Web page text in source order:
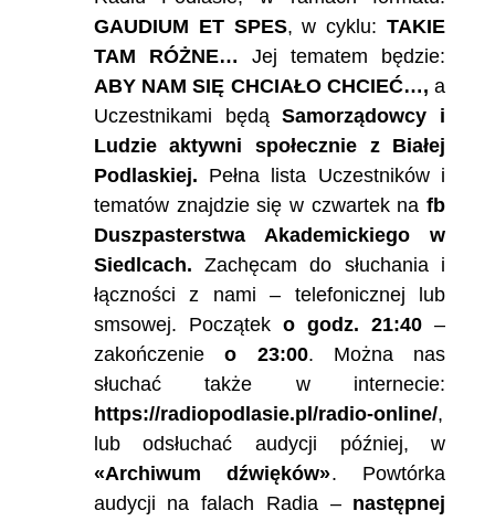
GAUDIUM ET SPES, w cyklu:TAKIE
TAM RÓŻNE… Jej tematem będzie:
ABY NAM SIĘ CHCIAŁO CHCIEĆ…, a
Uczestnikami będąSamorządowcy i
Ludzie aktywni społecznie z Białej
Podlaskiej. Pełna lista Uczestników i
tematów znajdzie się w czwartek nafb
Duszpasterstwa Akademickiego w
Siedlcach. Zachęcam do słuchania i
łączności z nami – telefonicznej lub
smsowej. Początek o godz. 21:40 –
zakończenieo 23:00. Można nas
słuchać także w internecie:
https://radiopodlasie.pl/radio-online/,
lub odsłuchać audycji później, w
«Archiwum dźwięków». Powtórka
audycji na falach Radia – następnej